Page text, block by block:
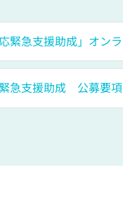
緊急支援助成」オン
急支援助成 公募要項